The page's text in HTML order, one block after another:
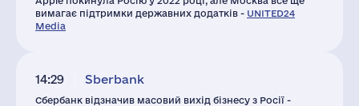
вимагає підтримки державних додатків - UNITED24
Media
14:29 Sberbank
Сбербанк відзначив масовий вихід бізнесу з Росії -